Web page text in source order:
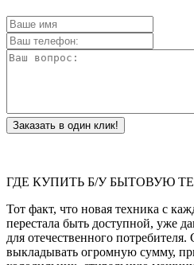
Заказать в один клик!
ГДЕ КУПИТЬ Б/У БЫТОВУЮ
Тот факт, что новая техника с
перестала быть доступной, уже
для отечественного
выкладывать огромную сумму,